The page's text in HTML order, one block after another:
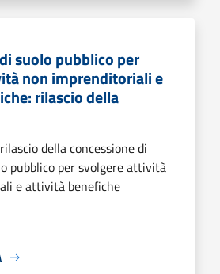
suolo pubblico per
non imprenditoriali e
rilascio della
della concessione di
pubblico per svolgere attività
e attività benefiche